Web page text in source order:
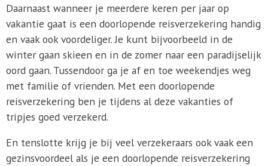
Daarnaast wanneer je meerdere keren per jaar op
vakantie gaat is een doorlopende reisverzekering handig
en vaak ook voordeliger. Je kunt bijvoorbeeld in de
winter gaan skieen en in de zomer naar een paradijselijk
oord gaan. Tussendoor ga je af en toe weekendjes weg
met familie of vrienden. Met een doorlopende
reisverzekering ben je tijdens al deze vakanties of
tripjes goed verzekerd.
En tenslotte krijg je bij veel verzekeraars ook vaak een
gezinsvoordeel als je een doorlopende reisverzekering